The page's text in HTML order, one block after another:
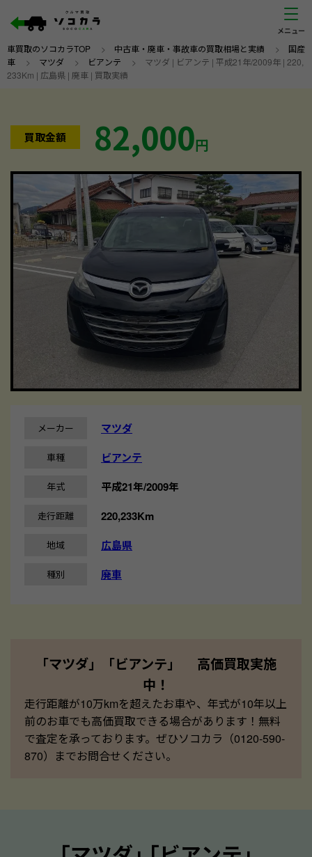
車買取のソコカラTOP > 中古車・廃車・事故車の買取相場と実績 > 国産
車 > マツダ > ビアンテ > マツダ | ビアンテ | 平成21年/2009年 | 220,
233Km | 広島県 | 廃車 | 買取実績
買取金額 82,000円
メーカー マツダ
車種 ビアンテ
年式 平成21年/2009年
走行距離 220,233Km
地域 広島県
種別 廃車
「マツダ」「ビアンテ」 高価買取実施
中！
走行距離が10万kmを超えたお車や、年式が10年以上
前のお車でも高価買取できる場合があります！無料
で査定を承っております。ぜひソコカラ（0120-590-
870）までお問合せください。